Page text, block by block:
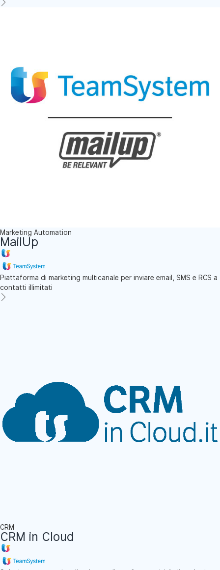
Marketing Automation
MailUp
Piattaforma di marketing multicanale per inviare email, SMS e RCS a
contatti illimitati
CRM
CRM in Cloud